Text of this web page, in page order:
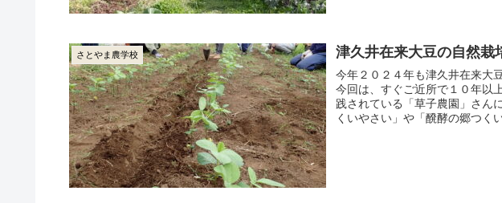
さとやま農学校 津久井在来大豆の自然栽
今年２０２４年も津久井在来大
今回は、すぐご近所で１０年以
践されている「草子農園」さん
くいやさい」や「醗酵の郷つく